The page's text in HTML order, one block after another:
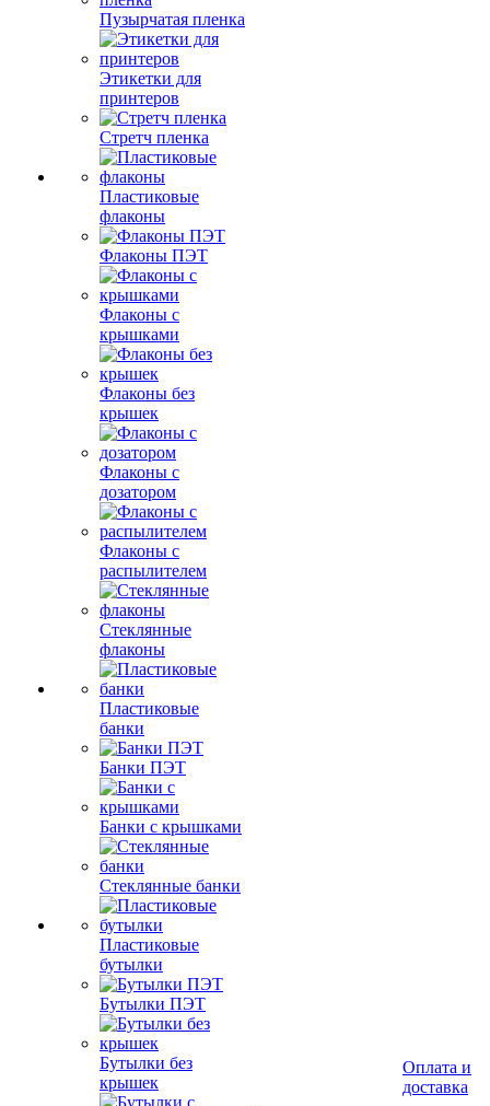
Пузырчатая пленка
Этикетки для
принтеров
Стретч пленка
Пластиковые
флаконы
Флаконы ПЭТ
Флаконы с
крышками
Флаконы без
крышек
Флаконы с
дозатором
Флаконы с
распылителем
Стеклянные
флаконы
Пластиковые
банки
Банки ПЭТ
Банки с крышками
Стеклянные банки
Пластиковые
бутылки
Бутылки ПЭТ
Бутылки без
крышек
Оплата и
доставка